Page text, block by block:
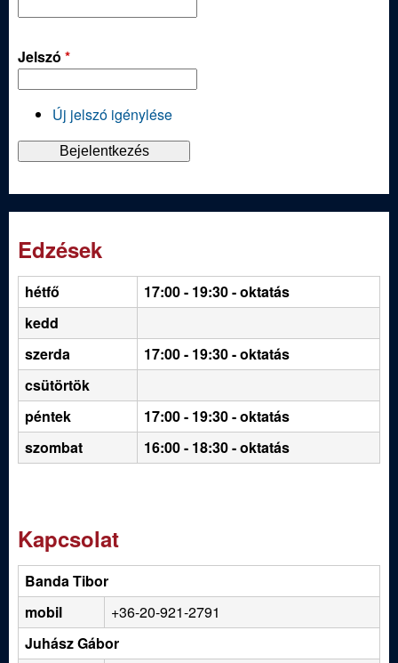
Jelszó *
Új jelszó igénylése
Edzések
hétfő 17:00 - 19:30- oktatás
kedd
szerda
17:00 - 19:30 - oktatás
csütörtök
péntek
17:00 - 19:30 - oktatás
szombat
16:00 - 18:30 - oktatás
Kapcsolat
Banda Tibor
mobil
+36-20-921-2791
Juhász Gábor